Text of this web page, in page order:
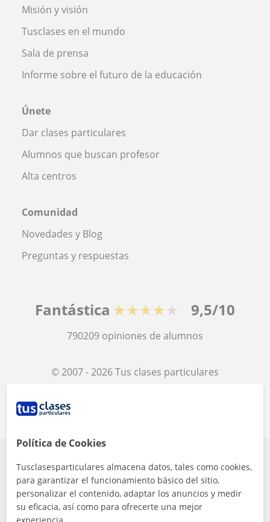
Misión y visión
Tusclases en el mundo
Sala de prensa
Informe sobre el futuro de la educación
Únete
Dar clases particulares
Alumnos que buscan profesor
Alta centros
Comunidad
Novedades y Blog
Preguntas y respuestas
Fantástica ★★★★★ 9,5/10
790209 opiniones de alumnos
© 2007 - 2026 Tus clases particulares
Mapa web:
Política de Cookies
Tusclasesparticulares almacena datos, tales como cookies,
para garantizar el funcionamiento básico del sitio,
personalizar el contenido, adaptar los anuncios y medir
su eficacia, así como para ofrecerte una mejor
experiencia.